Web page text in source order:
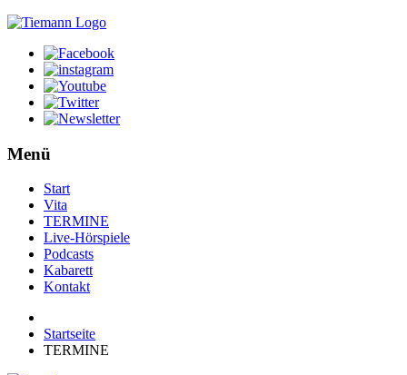
Menü
Start
Vita
TERMINE
Live-Hörspiele
Podcasts
Kabarett
Kontakt
Startseite
TERMINE